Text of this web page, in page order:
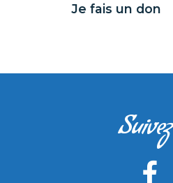
Je fais un don